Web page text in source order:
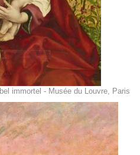
immortel - Musée du Louvre, Paris